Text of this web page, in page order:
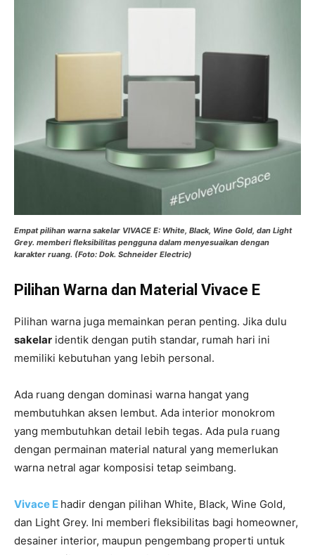
Empat pilihan warna sakelar VIVACE E: White, Black, Wine Gold, dan Light
Grey. memberi fleksibilitas pengguna dalam menyesuaikan dengan
karakter ruang. (Foto: Dok. Schneider Electric)
Pilihan Warna dan Material Vivace E
Pilihan warna juga memainkan peran penting. Jika dulu
sakelar identik dengan putih standar, rumah hari ini
memiliki kebutuhan yang lebih personal.
Ada ruang dengan dominasi warna hangat yang
membutuhkan aksen lembut. Ada interior monokrom
yang membutuhkan detail lebih tegas. Ada pula ruang
dengan permainan material natural yang memerlukan
warna netral agar komposisi tetap seimbang.
Vivace E hadir dengan pilihan White, Black, Wine Gold,
dan Light Grey. Ini memberi fleksibilitas bagi homeowner,
desainer interior, maupun pengembang properti untuk